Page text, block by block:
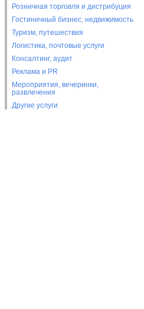
Розничная торговля и дистрибуция
Гостиничный бизнес, недвижимость
Туризм, путешествия
Логистика, почтовые услуги
Консалтинг, аудит
Реклама и PR
Мероприятия, вечеринки,
развлечения
Другие услуги